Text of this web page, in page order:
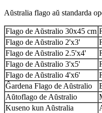
Aŭstralia flago aŭ standarda
Flago de Aŭstralio 30x45 cm
Flago de Aŭstralio 2'x3'
Flago de Aŭstralio 2.5'x4'
Flago de Aŭstralio 3'x5'
Flago de Aŭstralio 4'x6'
Ĝardena Flago de Aŭstralio
Aŭtoflago de Aŭstralio
Kuseno kun Aŭstralia